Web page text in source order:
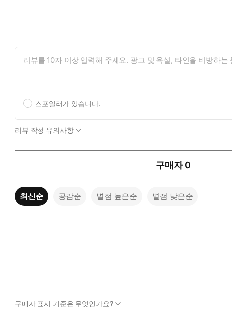
스포일러가 있습니다.
리뷰 작성 유의사항
구매자 0
최신순 공감순 별점 높은순 별점 낮은순
구매자 표시 기준은 무엇인가요?